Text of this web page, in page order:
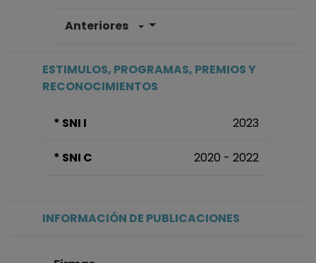
Anteriores
Facultad de
hasta 15-03-2020
PROFESOR B TP No
Ciencias
ESTIMULOS, PROGRAMAS, PREMIOS Y
RECONOCIMIENTOS
* SNI I 2023
* SNI C 2020 - 2022
INFORMACIÓN DE PUBLICACIONES